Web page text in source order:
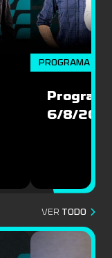
PROGRAMA
6/8/
VER TODO